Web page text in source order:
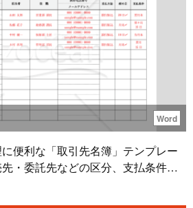
Word
便利な「取引先名簿」テンプレー
・委託先などの区分、支払条件や
で、取引に必要な情報を表形式で